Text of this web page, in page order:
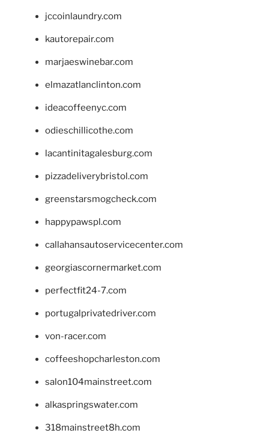
jccoinlaundry.com
kautorepair.com
marjaeswinebar.com
elmazatlanclinton.com
ideacoffeenyc.com
odieschillicothe.com
lacantinitagalesburg.com
pizzadeliverybristol.com
greenstarsmogcheck.com
happypawspl.com
callahansautoservicecenter.com
georgiascornermarket.com
perfectfit24-7.com
portugalprivatedriver.com
von-racer.com
coffeeshopcharleston.com
salon104mainstreet.com
alkaspringswater.com
318mainstreet8h.com